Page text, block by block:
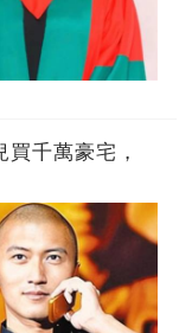
千萬豪宅，